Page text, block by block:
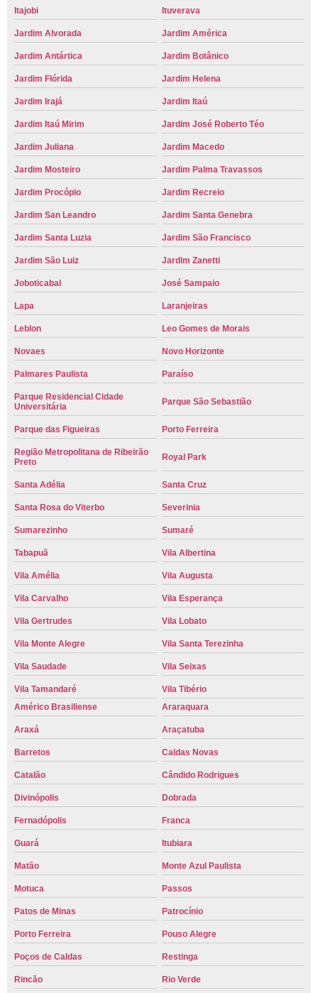
Itajobi Ituverava
Jardim Alvorada Jardim América
Jardim Antártica Jardim Botânico
Jardim Flórida Jardim Helena
Jardim Irajá Jardim Itaú
Jardim Itaú Mirim Jardim José Roberto Téo
Jardim Juliana Jardim Macedo
Jardim Mosteiro Jardim Palma Travassos
Jardim Procópio Jardim Recreio
Jardim San Leandro Jardim Santa Genebra
Jardim Santa Luzia Jardim São Francisco
Jardim São Luiz Jardim Zanetti
Joboticabal José Sampaio
Lapa Laranjeiras
Leblon Leo Gomes de Morais
Novaes Novo Horizonte
Palmares Paulista Paraíso
Parque Residencial Cidade
Universitária
Parque São Sebastião
Parque das Figueiras Porto Ferreira
Região Metropolitana de Ribeirão
Preto
Royal Park
Santa Adélia Santa Cruz
Santa Rosa do Viterbo Severinia
Sumarezinho Sumaré
Tabapuã Vila Albertina
Vila Amélia Vila Augusta
Vila Carvalho Vila Esperança
Vila Gertrudes Vila Lobato
Vila Monte Alegre Vila Santa Terezinha
Vila Saudade Vila Seixas
Vila Tamandaré
Vila Tibério
Américo Brasiliense
Araraquara
Araxá Araçatuba
Barretos Caldas Novas
Catalão Cândido Rodrigues
Divinópolis Dobrada
Fernadópolis Franca
Guará Itubiara
Matão Monte Azul Paulista
Motuca Passos
Patos de Minas Patrocínio
Porto Ferreira Pouso Alegre
Poços de Caldas Restinga
Rincão Rio Verde